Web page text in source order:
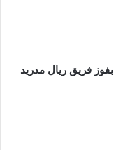
فريق ريال مدريد